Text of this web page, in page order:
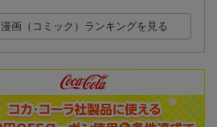
漫画（コミック）ランキングを見る